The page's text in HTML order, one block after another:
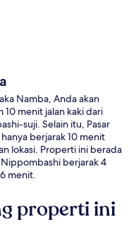
Namba, Anda akan
10 menit jalan kaki dari
suji. Selain itu, Pasar
berjarak 10 menit
lokasi. Properti ini berada
berjarak 4
menit.
properti ini